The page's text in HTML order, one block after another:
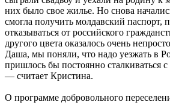
них было свое жилье. Но снова
смогла получить молдавский паспорт,
отказываться от российского
другого цвета оказалось очень
Даша, мы поняли, что надо уезжать в
пришлось бы постоянно сталкиваться
— считает Кристина.
О программе добровольного